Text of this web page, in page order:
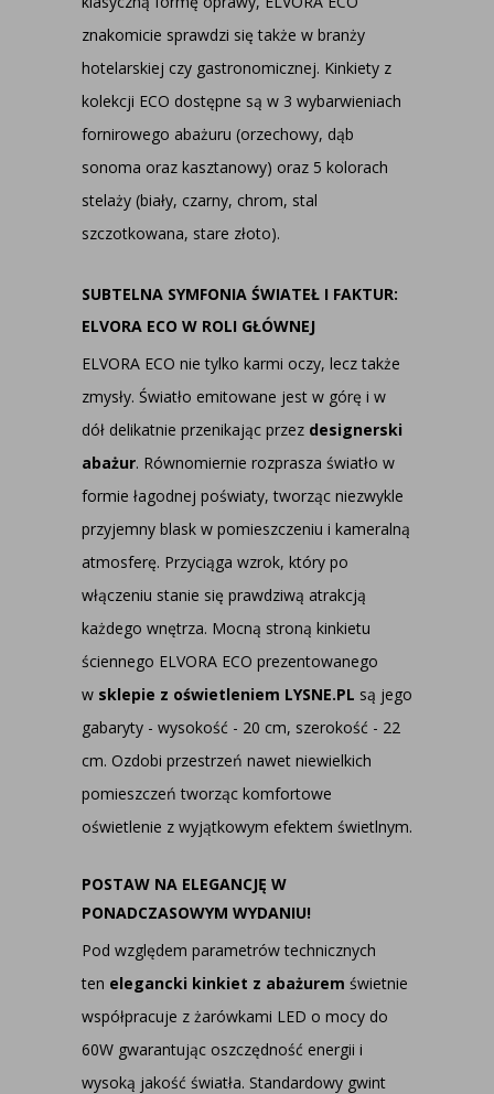
znakomicie sprawdzi się także w branży
hotelarskiej czy gastronomicznej. Kinkiety z
kolekcji ECO dostępne są w 3 wybarwieniach
fornirowego abażuru (orzechowy, dąb
sonoma oraz kasztanowy) oraz 5 kolorach
stelaży (biały, czarny, chrom, stal
szczotkowana, stare złoto).
SUBTELNA SYMFONIA ŚWIATEŁ I FAKTUR:
ELVORA ECO W ROLI GŁÓWNEJ
ELVORA ECO nie tylko karmi oczy, lecz także
zmysły. Światło emitowane jest w górę i w
dół delikatnie przenikając przez designerski
abażur. Równomiernie rozprasza światło w
formie łagodnej poświaty, tworząc niezwykle
przyjemny blask w pomieszczeniu i kameralną
atmosferę. Przyciąga wzrok, który po
włączeniu stanie się prawdziwą atrakcją
każdego wnętrza. Mocną stroną kinkietu
ściennego ELVORA ECO prezentowanego
w sklepie z oświetleniem LYSNE.PL są jego
gabaryty - wysokość - 20 cm, szerokość - 22
cm. Ozdobi przestrzeń nawet niewielkich
pomieszczeń tworząc komfortowe
oświetlenie z wyjątkowym efektem świetlnym.
POSTAW NA ELEGANCJĘ W
PONADCZASOWYM WYDANIU!
Pod względem parametrów technicznych
ten elegancki kinkiet z abażurem świetnie
współpracuje z żarówkami LED o mocy do
60W gwarantując oszczędność energii i
wysoką jakość światła. Standardowy gwint